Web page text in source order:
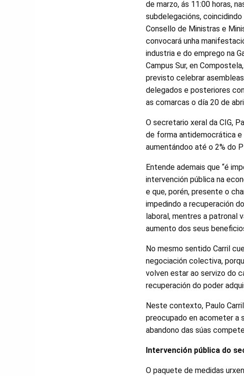
de marzo, ás 11:00 horas,
subdelegacións,
Consello de Ministras e
convocará unha
industria e do emprego na
Campus Sur, en
previsto celebrar
delegados e posteriores
as comarcas o día 20 de
O secretario xeral da CIG,
de forma antidemocrática e
aumentándoo até o 2% do
Entende ademais que “é
intervención pública na
e que, porén, presente o
impedindo a recuperación
laboral, mentres a patronal
aumento dos seus
No mesmo sentido Carril
negociación colectiva,
volven estar ao servizo do
recuperación do poder
Neste contexto, Paulo
preocupado en acometer a
abandono das súas
Intervención pública do
O paquete de medidas